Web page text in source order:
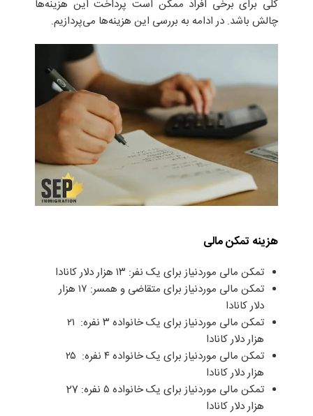
کلی برای برخی افراد ممکن است پرداخت این هزینه‌ها
چالش باشد. در ادامه به بررسی این هزینه‌ها می‌پردازیم.
هزینه تمکن مالی
تمکن مالی موردنیاز برای یک نفر: ۱۳ هزار دلار کانادا
تمکن مالی موردنیاز برای متقاضی و همسر: ۱۷ هزار
دلار کانادا
تمکن مالی موردنیاز برای یک خانواده ۳ نفره: ‌ ۲۱
هزار دلار کانادا
تمکن مالی موردنیاز برای یک خانواده ۴ نفره: ‌ ۲۵
هزار دلار کانادا
تمکن مالی موردنیاز برای یک خانواده ۵ نفره: ‌27
هزار دلار کانادا